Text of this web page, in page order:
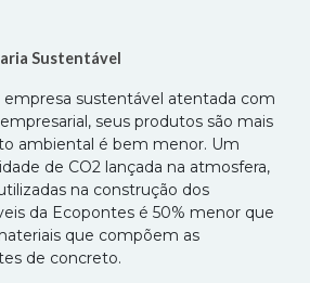
Sustentável
sustentável atentada com
seus produtos são mais
ambiental é bem menor. Um
de CO2 lançada na atmosfera,
na construção dos
da Ecopontes é 50% menor que
que compõem as
de concreto.